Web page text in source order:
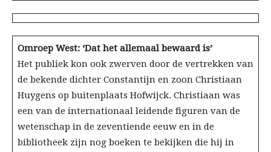
Omroep West: ‘Dat het allemaal bewaard is’
Het publiek kon ook zwerven door de vertrekken van
de bekende dichter Constantijn en zoon Christiaan
Huygens op buitenplaats Hofwijck. Christiaan was
een van de internationaal leidende figuren van de
wetenschap in de zeventiende eeuw en in de
bibliotheek zijn nog boeken te bekijken die hij in